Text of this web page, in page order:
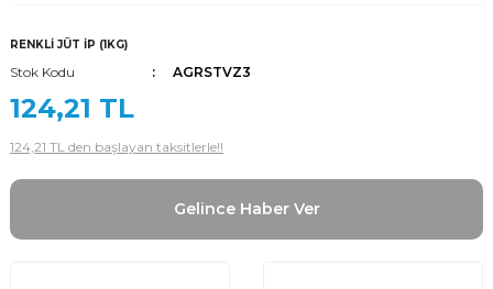
RENKLİ JÜT İP (1KG)
Stok Kodu AGRSTVZ3
124,21 TL
124,21 TL den başlayan taksitlerle!!
Gelince Haber Ver